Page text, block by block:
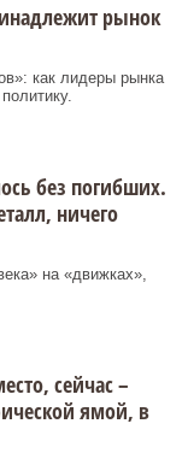
рынок
как лидеры рынка
без погибших.
ничего
на «движках»,
сейчас –
ямой, в